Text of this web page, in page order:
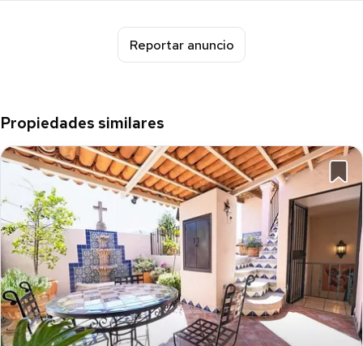
Reportar anuncio
Propiedades similares